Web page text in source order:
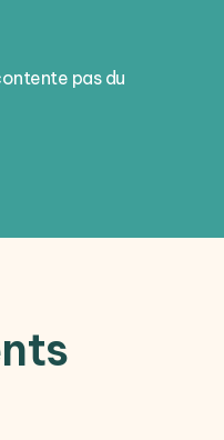
pas du